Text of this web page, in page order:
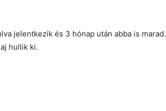
jelentkezik és 3 hónap után abba is marad.
hullik ki.